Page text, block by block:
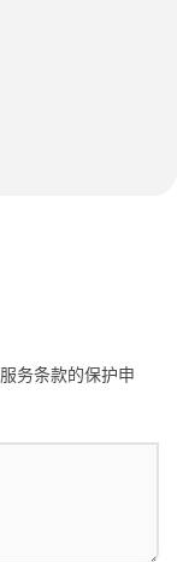
服务条款的保护申